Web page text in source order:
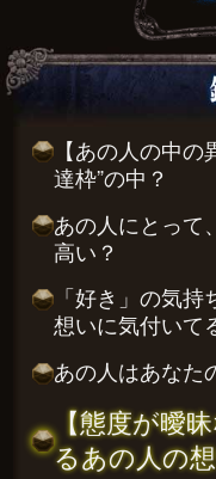
【あの人の中の
達枠”の中？
あの人にとって
高い？
「好き」の気
想いに気付いて
あの人はあなた
【態度が曖
るあの人の